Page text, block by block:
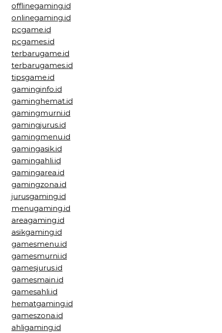
offlinegaming.id
onlinegaming.id
pcgame.id
pcgames.id
terbarugame.id
terbarugames.id
tipsgame.id
gaminginfo.id
gaminghemat.id
gamingmurni.id
gamingjurus.id
gamingmenu.id
gamingasik.id
gamingahli.id
gamingarea.id
gamingzona.id
jurusgaming.id
menugaming.id
areagaming.id
asikgaming.id
gamesmenu.id
gamesmurni.id
gamesjurus.id
gamesmain.id
gamesahli.id
hematgaming.id
gameszona.id
ahligaming.id